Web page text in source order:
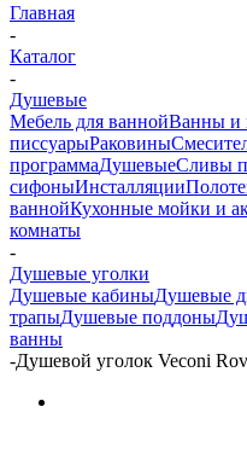
Главная
-
Каталог
-
Душевые
Мебель для ваннойВанны и
писсуарыРаковины
программаДушевыеСливы
сифоныИнсталляции
ваннойКухонные мойки и
комнаты
-
Душевые уголки
Душевые кабиныДушевые
трапыДушевые поддоны
ванны
-Душевой уголок Veconi